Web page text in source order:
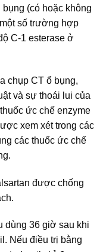
(có hoặc không
số trường hợp
C-1 esterase ở
chụp CT ổ bụng,
và sự thoái lui của
ức chế enzyme
xem xét trong các
các thuốc ức chế
được chống
dùng 36 giờ sau khi
Nếu điều trị bằng